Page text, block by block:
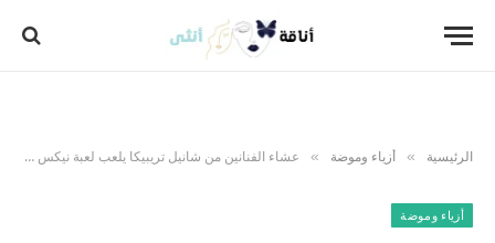
الرئيسية » أزياء وموضة » عشاء الفنانين من شانيل تريبيكا يلعب لعبة نيكس لتيانا تايلور وروبرت دي نيرو وكيكي بالمر والمزيد.
أزياء وموضة